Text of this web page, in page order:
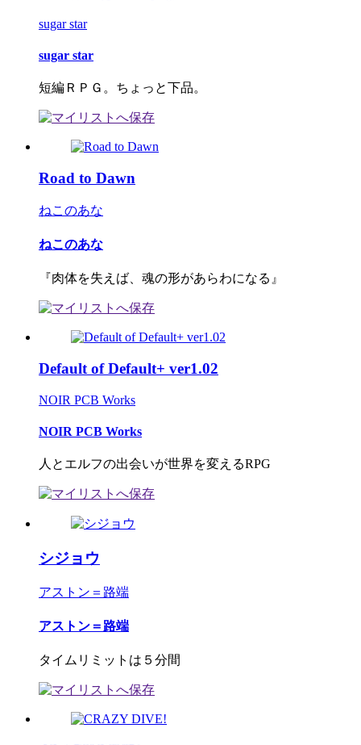
sugar star
sugar star
短編ＲＰＧ。ちょっと下品。
Road to Dawn
ねこのあな
ねこのあな
『肉体を失えば、魂の形があらわになる』
Default of Default+ ver1.02
NOIR PCB Works
NOIR PCB Works
人とエルフの出会いが世界を変えるRPG
シジョウ
アストン＝路端
アストン＝路端
タイムリミットは５分間